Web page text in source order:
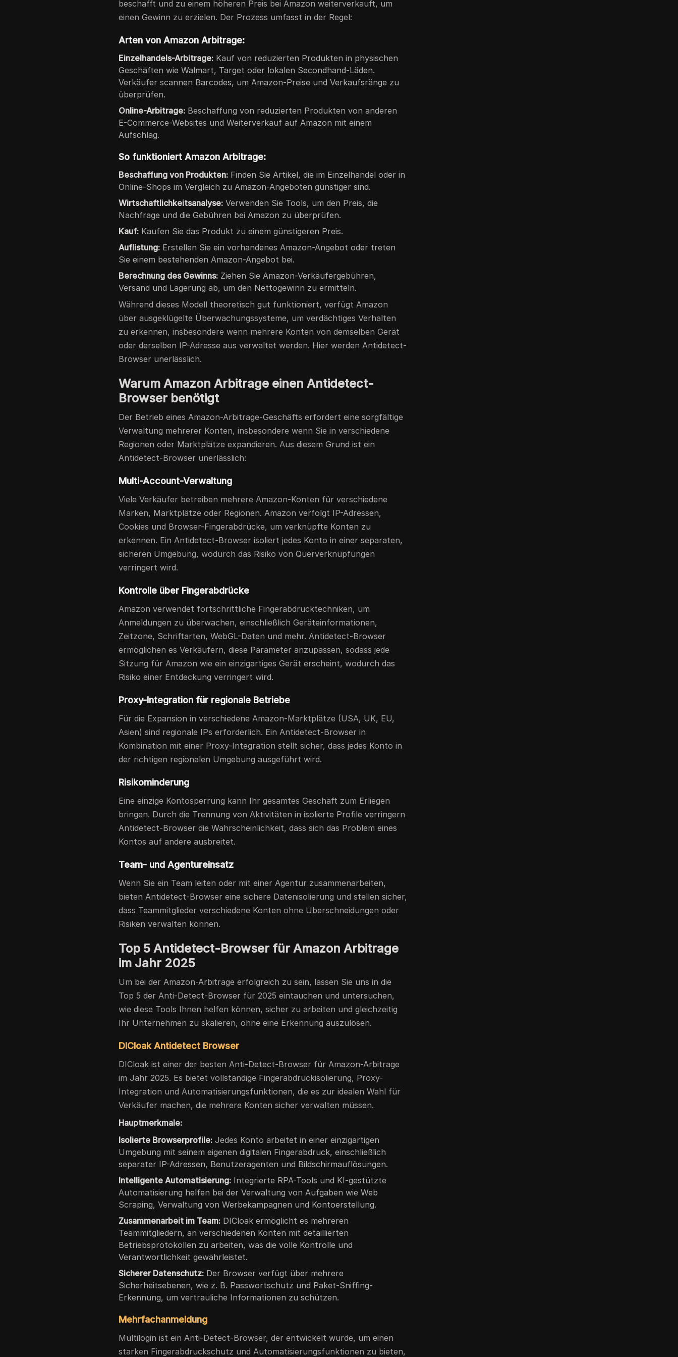
beschafft und zu einem höheren Preis bei Amazon weiterverkauft, um
einen Gewinn zu erzielen. Der Prozess umfasst in der Regel:
Arten von Amazon Arbitrage:
Einzelhandels-Arbitrage: Kauf von reduzierten Produkten in physischen
Geschäften wie Walmart, Target oder lokalen Secondhand-Läden.
Verkäufer scannen Barcodes, um Amazon-Preise und Verkaufsränge zu
überprüfen.
Online-Arbitrage: Beschaffung von reduzierten Produkten von anderen
E-Commerce-Websites und Weiterverkauf auf Amazon mit einem
Aufschlag.
So funktioniert Amazon Arbitrage:
Beschaffung von Produkten: Finden Sie Artikel, die im Einzelhandel oder in
Online-Shops im Vergleich zu Amazon-Angeboten günstiger sind.
Wirtschaftlichkeitsanalyse: Verwenden Sie Tools, um den Preis, die
Nachfrage und die Gebühren bei Amazon zu überprüfen.
Kauf: Kaufen Sie das Produkt zu einem günstigeren Preis.
Auflistung: Erstellen Sie ein vorhandenes Amazon-Angebot oder treten
Sie einem bestehenden Amazon-Angebot bei.
Berechnung des Gewinns: Ziehen Sie Amazon-Verkäufergebühren,
Versand und Lagerung ab, um den Nettogewinn zu ermitteln.
Während dieses Modell theoretisch gut funktioniert, verfügt Amazon
über ausgeklügelte Überwachungssysteme, um verdächtiges Verhalten
zu erkennen, insbesondere wenn mehrere Konten von demselben Gerät
oder derselben IP-Adresse aus verwaltet werden. Hier werden Antidetect-
Browser unerlässlich.
Warum Amazon Arbitrage einen Antidetect-
Browser benötigt
Der Betrieb eines Amazon-Arbitrage-Geschäfts erfordert eine sorgfältige
Verwaltung mehrerer Konten, insbesondere wenn Sie in verschiedene
Regionen oder Marktplätze expandieren. Aus diesem Grund ist ein
Antidetect-Browser unerlässlich:
Multi-Account-Verwaltung
Viele Verkäufer betreiben mehrere Amazon-Konten für verschiedene
Marken, Marktplätze oder Regionen. Amazon verfolgt IP-Adressen,
Cookies und Browser-Fingerabdrücke, um verknüpfte Konten zu
erkennen. Ein Antidetect-Browser isoliert jedes Konto in einer separaten,
sicheren Umgebung, wodurch das Risiko von Querverknüpfungen
verringert wird.
Kontrolle über Fingerabdrücke
Amazon verwendet fortschrittliche Fingerabdrucktechniken, um
Anmeldungen zu überwachen, einschließlich Geräteinformationen,
Zeitzone, Schriftarten, WebGL-Daten und mehr. Antidetect-Browser
ermöglichen es Verkäufern, diese Parameter anzupassen, sodass jede
Sitzung für Amazon wie ein einzigartiges Gerät erscheint, wodurch das
Risiko einer Entdeckung verringert wird.
Proxy-Integration für regionale Betriebe
Für die Expansion in verschiedene Amazon-Marktplätze (USA, UK, EU,
Asien) sind regionale IPs erforderlich. Ein Antidetect-Browser in
Kombination mit einer Proxy-Integration stellt sicher, dass jedes Konto in
der richtigen regionalen Umgebung ausgeführt wird.
Risikominderung
Eine einzige Kontosperrung kann Ihr gesamtes Geschäft zum Erliegen
bringen. Durch die Trennung von Aktivitäten in isolierte Profile verringern
Antidetect-Browser die Wahrscheinlichkeit, dass sich das Problem eines
Kontos auf andere ausbreitet.
Team- und Agentureinsatz
Wenn Sie ein Team leiten oder mit einer Agentur zusammenarbeiten,
bieten Antidetect-Browser eine sichere Datenisolierung und stellen sicher,
dass Teammitglieder verschiedene Konten ohne Überschneidungen oder
Risiken verwalten können.
Top 5 Antidetect-Browser für Amazon Arbitrage
im Jahr 2025
Um bei der Amazon-Arbitrage erfolgreich zu sein, lassen Sie uns in die
Top 5 der Anti-Detect-Browser für 2025 eintauchen und untersuchen,
wie diese Tools Ihnen helfen können, sicher zu arbeiten und gleichzeitig
Ihr Unternehmen zu skalieren, ohne eine Erkennung auszulösen.
DICloak Antidetect Browser
DICloak ist einer der besten Anti-Detect-Browser für Amazon-Arbitrage
im Jahr 2025. Es bietet vollständige Fingerabdruckisolierung, Proxy-
Integration und Automatisierungsfunktionen, die es zur idealen Wahl für
Verkäufer machen, die mehrere Konten sicher verwalten müssen.
Hauptmerkmale:
Isolierte Browserprofile: Jedes Konto arbeitet in einer einzigartigen
Umgebung mit seinem eigenen digitalen Fingerabdruck, einschließlich
separater IP-Adressen, Benutzeragenten und Bildschirmauflösungen.
Intelligente Automatisierung: Integrierte RPA-Tools und KI-gestützte
Automatisierung helfen bei der Verwaltung von Aufgaben wie Web
Scraping, Verwaltung von Werbekampagnen und Kontoerstellung.
Zusammenarbeit im Team: DICloak ermöglicht es mehreren
Teammitgliedern, an verschiedenen Konten mit detaillierten
Betriebsprotokollen zu arbeiten, was die volle Kontrolle und
Verantwortlichkeit gewährleistet.
Sicherer Datenschutz: Der Browser verfügt über mehrere
Sicherheitsebenen, wie z. B. Passwortschutz und Paket-Sniffing-
Erkennung, um vertrauliche Informationen zu schützen.
Mehrfachanmeldung
Multilogin ist ein Anti-Detect-Browser, der entwickelt wurde, um einen
starken Fingerabdruckschutz und Automatisierungsfunktionen zu bieten,